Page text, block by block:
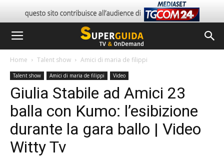
Home Talent show Amici di maria de filippi
Talent show Amici di maria de filippi Video
Giulia Stabile ad Amici 23
balla con Kumo: l’esibizione
durante la gara ballo | Video
Witty Tv